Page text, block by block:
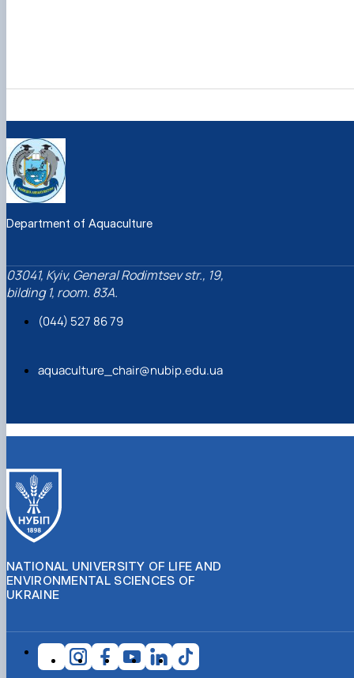
Department of Aquaculture
03041, Kyiv, General Rodimtsev str., 19,
bilding 1, room. 83A.
(044) 527 86 79
aquaculture_chair@nubip.edu.ua
NATIONAL UNIVERSITY OF LIFE AND
ENVIRONMENTAL SCIENCES OF
UKRAINE